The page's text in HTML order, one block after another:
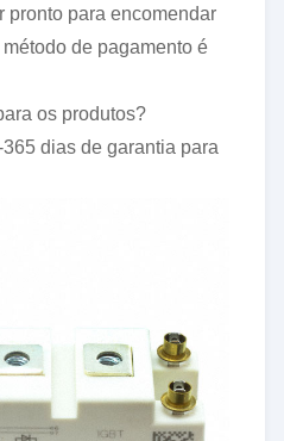
pronto para encomendar
de pagamento é
os produtos?
dias de garantia para